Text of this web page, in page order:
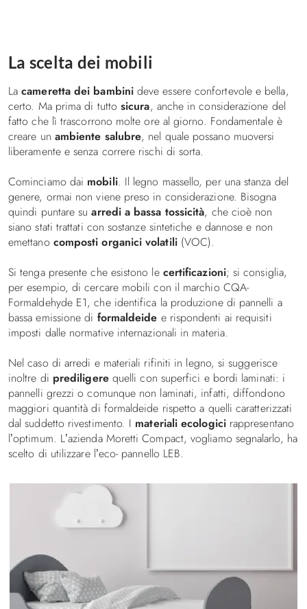
Illuminazione in cameretta, idee e suggerimenti
Letti
Letti a Castello
Letti a soppalco
Letti imbottiti
Letti singoli
Biancheria da letto
Divani e poltrona letto
Contatti
La scelta dei mobili
Lacameretta dei bambinideve essere confortevole e bella,
certo. Ma prima di tuttosicura, anche in considerazione del
fatto che lì trascorrono molte ore al giorno. Fondamentale è
creare un ambiente salubre, nel quale possano muoversi
liberamente e senza correre rischi di sorta.
Cominciamo dai mobili. Il legno massello, per una stanza del
genere, ormai non viene preso in considerazione. Bisogna
quindi puntare suarredi a bassa tossicità, che cioè non
siano stati trattati con sostanze sintetiche e dannose e non
emettano composti organici volatili(VOC).
Si tenga presente che esistono le certificazioni; si consiglia,
per esempio, di cercare mobili con il marchio CQA-
Formaldehyde E1, che identifica la produzione di pannelli a
bassa emissione di formaldeide e rispondenti ai requisiti
imposti dalle normative internazionali in materia.
Nel caso di arredi e materiali rifiniti in legno, si suggerisce
inoltre di prediligerequelli con superfici e bordi laminati: i
pannelli grezzi o comunque non laminati, infatti, diffondono
maggiori quantità di formaldeide rispetto a quelli caratterizzati
dal suddetto rivestimento. I materiali ecologicirappresentano
l’optimum. L’azienda Moretti Compact, vogliamo segnalarlo, ha
scelto di utilizzare l’eco- pannello LEB.